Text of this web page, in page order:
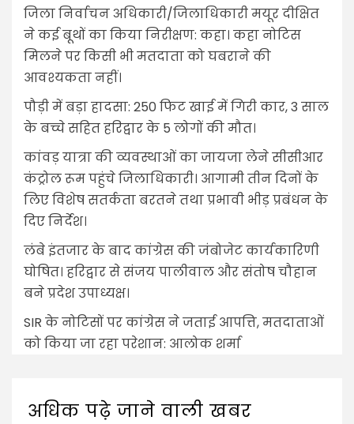
जिला निर्वाचन अधिकारी/जिलाधिकारी मयूर दीक्षित
ने कई बूथों का किया निरीक्षण: कहा। कहा नोटिस
मिलने पर किसी भी मतदाता को घबराने की
आवश्यकता नहीं।
पौड़ी में बड़ा हादसा: 250 फिट खाई में गिरी कार, 3 साल
के बच्चे सहित हरिद्वार के 5 लोगों की मौत।
कांवड़ यात्रा की व्यवस्थाओं का जायजा लेने सीसीआर
कंट्रोल रूम पहुंचे जिलाधिकारी। आगामी तीन दिनों के
लिए विशेष सतर्कता बरतने तथा प्रभावी भीड़ प्रबंधन के
दिए निर्देश।
लंबे इंतजार के बाद कांग्रेस की जंबोजेट कार्यकारिणी
घोषित। हरिद्वार से संजय पालीवाल और संतोष चौहान
बने प्रदेश उपाध्यक्ष।
SIR के नोटिसों पर कांग्रेस ने जताई आपत्ति, मतदाताओं
को किया जा रहा परेशान: आलोक शर्मा
अधिक पढ़े जाने वाली खबर